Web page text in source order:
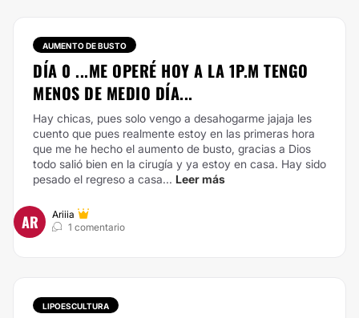
AUMENTO DE BUSTO
DÍA 0 ...ME OPERÉ HOY A LA 1P.M TENGO
MENOS DE MEDIO DÍA...
Hay chicas, pues solo vengo a desahogarme jajaja les
cuento que pues realmente estoy en las primeras hora
que me he hecho el aumento de busto, gracias a Dios
todo salió bien en la cirugía y ya estoy en casa. Hay sido
pesado el regreso a casa... Leer más
AR
Ariiia
1 comentario
LIPOESCULTURA